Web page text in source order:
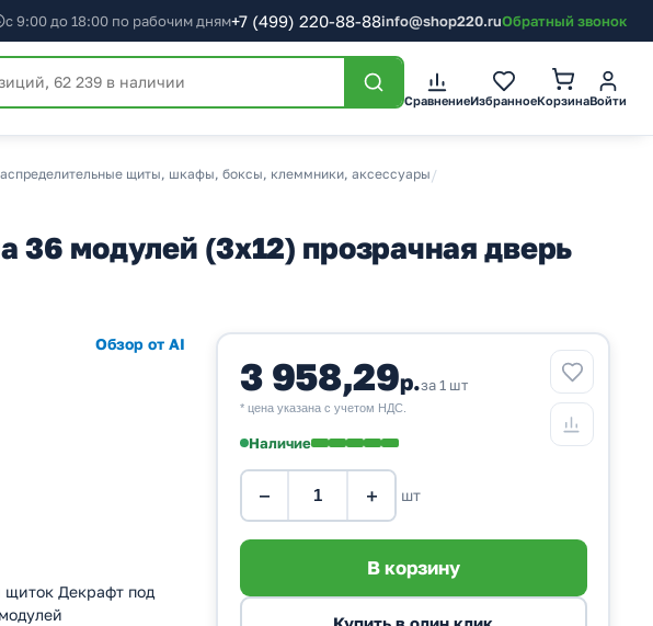
с 9:00 до 18:00 по рабочим дням+7 (499) 220-88-88info@shop220.ruОбратный звонок
СравнениеИзбранноеКорзинаВойти
щиты, шкафы, боксы, клеммники, аксессуары /
модулей (3х12) прозрачная дверь
Обзор от AI
щиток Декрафт под
3 958,29р.за 1 шт
* цена указана с учетом НДС.
Наличие
− + шт